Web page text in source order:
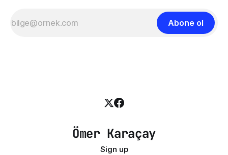
Abone ol
Ömer Karaçay
Sign up